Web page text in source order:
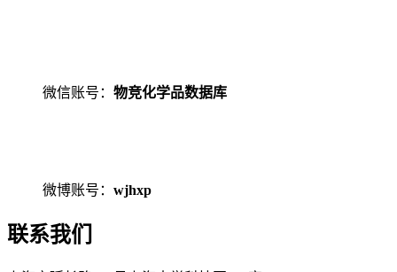
微信账号： 物竞化学品数据库
微博账号： wjhxp
联系我们